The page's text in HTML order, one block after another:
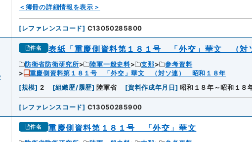
＜簿冊の詳細情報を表示＞
[レファレンスコード] C13050285800
件名 表紙「重慶側資料第１８１号 「外交」華文 （
防衛省防衛研究所 陸軍一般史料 支那
参考資料
重慶側資料第１８１号 「外交」華文 （対ソ連） 昭和１８年
[規模] 2 [組織歴/履歴] 陸軍省 [資料作成年月日] 昭和１８年～昭和１８
[レファレンスコード] C13050285900
件名 重慶側資料第１８１号 「外交」華文